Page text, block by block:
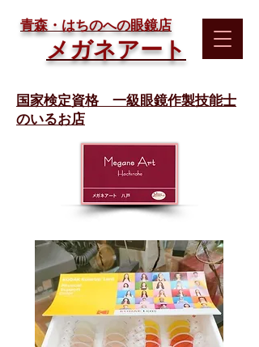
​青森・はちのへの眼鏡店
メガネアート
国家検定資格 一級眼鏡作製技能士
のいるお店